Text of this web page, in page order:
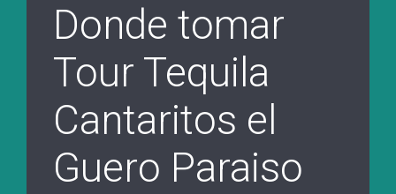
Donde tomar
Tour Tequila
Cantaritos el
Guero Paraiso